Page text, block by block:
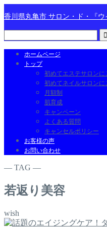
香川県丸亀市 サロン・ド・『
ホームページ
トップ
初めてエステサロンに
初めてネイルサロンに
月額制
肌育成
キャンペーン
よくある質問
キャンセルポリシー
お客様の声
お問い合わせ
― TAG ―
若返り美容
wish